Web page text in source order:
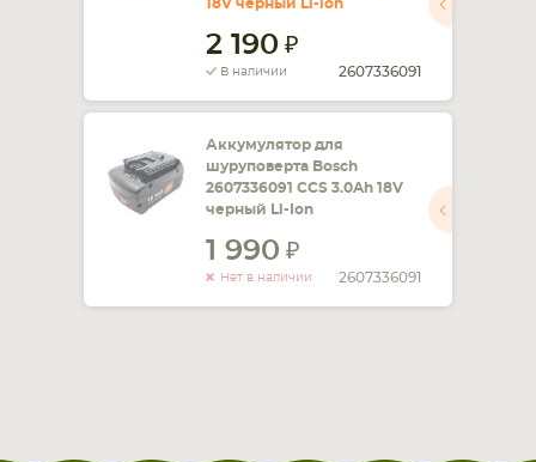
КОМПЛЕКТУЮЩИЕ
18V черный Li-ion
2 190
В наличии 2607336091
Аккумулятор для
шуруповерта Bosch
2607336091 CCS 3.0Ah 18V
черный Li-Ion
1 990
Нет в наличии 2607336091